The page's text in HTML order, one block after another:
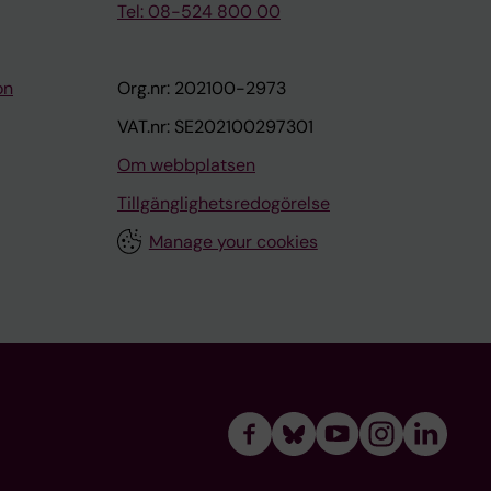
Tel: 08-524 800 00
Org.nr: 202100-2973
VAT.nr: SE202100297301
Om webbplatsen
Tillgänglighetsredogörelse
Manage your cookies